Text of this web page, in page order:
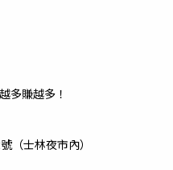
多賺越多！
（士林夜市內）